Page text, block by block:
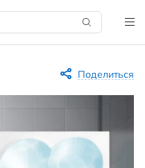
Поделиться